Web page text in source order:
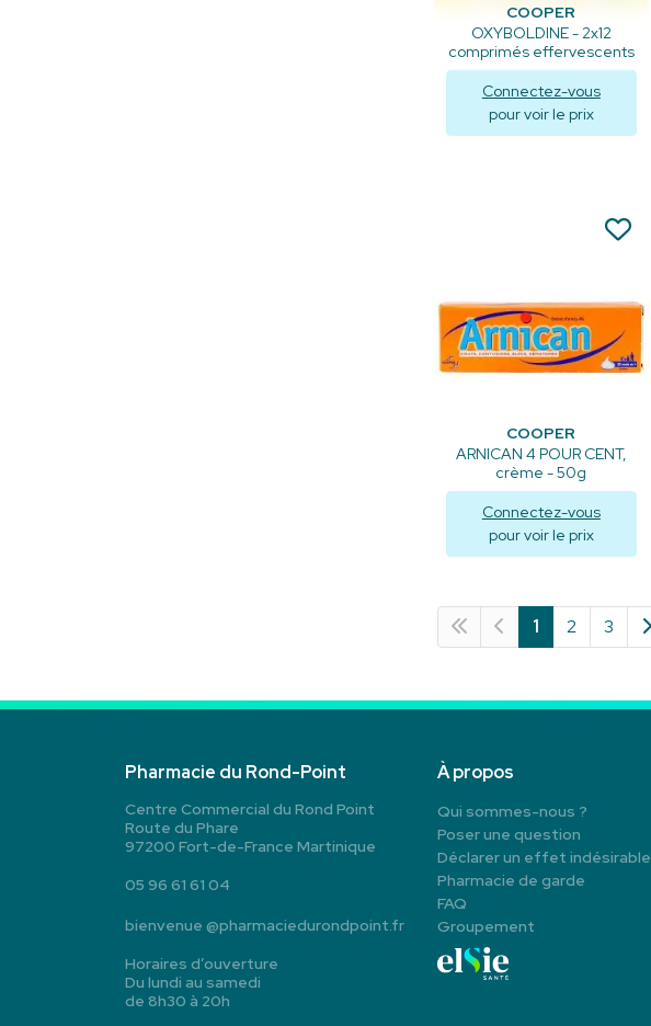
COOPER
OXYBOLDINE - 2x12
comprimés effervescents
Connectez-vous
pour voir le prix
COOPER
ARNICAN 4 POUR CENT,
crème - 50g
Connectez-vous
pour voir le prix
Visualiser
1 2 3
Pharmacie du Rond-Point
Centre Commercial du Rond Point
Route du Phare
97200 Fort-de-France Martinique
05 96 61 61 04
bienvenue @pharmaciedurondpoint.fr
Horaires d’ouverture
Du lundi au samedi
de 8h30 à 20h
À propos
Qui sommes-nous ?
Poser une question
Déclarer un effet indésirable
Pharmacie de garde
FAQ
Groupement